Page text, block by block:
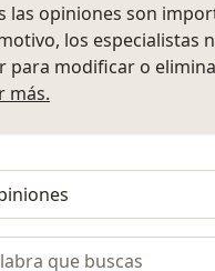
las opiniones son
los especialistas
para modificar o
más.